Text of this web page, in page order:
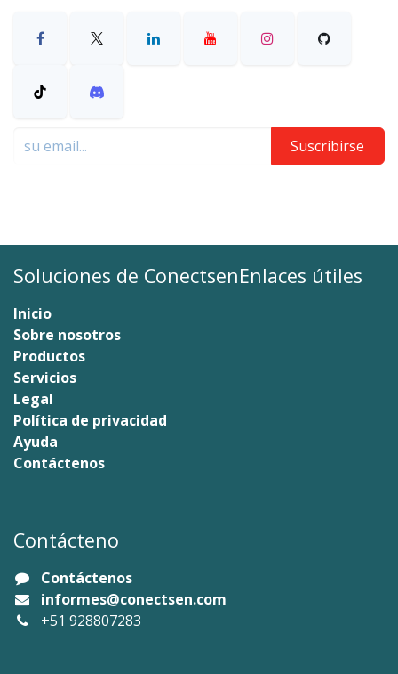
Suscribirse
Soluciones de ConectsenEnlaces útiles
Inicio
Sobre nosotros
Productos
Servicios
Legal
Política de privacidad
Ayuda
Contáctenos
Contácteno
Contáctenos
informes@conectsen.com
+51 928807283